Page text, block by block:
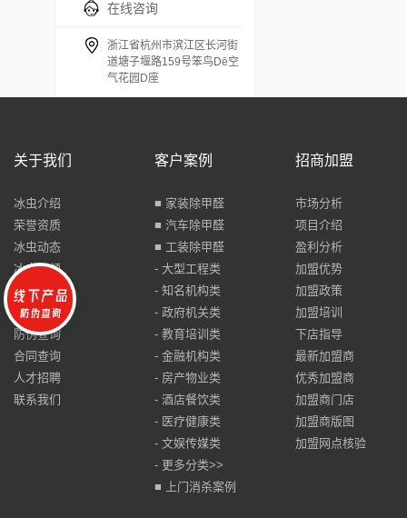
在线咨询
浙江省杭州市滨江区长河街
道塘子堰路159号笨鸟Dē空
气花园D座
关于我们
冰虫介绍
荣誉资质
冰虫动态
冰虫视频
媒体报道
品牌打假
防伪查询
合同查询
人才招聘
联系我们
客户案例
■ 家装除甲醛
■ 汽车除甲醛
■ 工装除甲醛
- 大型工程类
- 知名机构类
- 政府机关类
- 教育培训类
- 金融机构类
- 房产物业类
- 酒店餐饮类
- 医疗健康类
- 文娱传媒类
- 更多分类>>
■ 上门消杀案例
招商加盟
市场分析
项目介绍
盈利分析
加盟优势
加盟政策
加盟培训
下店指导
最新加盟商
优秀加盟商
加盟商门店
加盟商版图
加盟网点核验